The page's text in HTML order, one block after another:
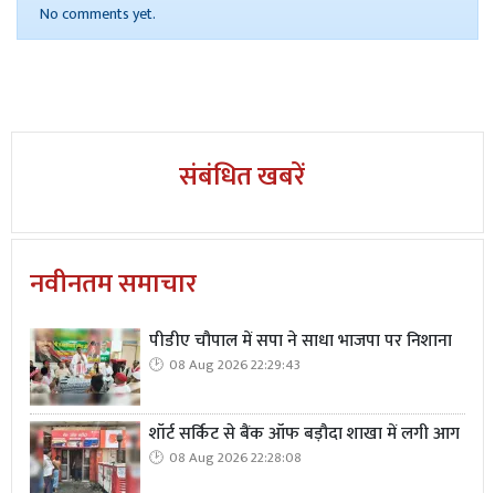
No comments yet.
संबंधित खबरें
नवीनतम समाचार
पीडीए चौपाल में सपा ने साधा भाजपा पर निशाना
08 Aug 2026 22:29:43
शॉर्ट सर्किट से बैंक ऑफ बड़ौदा शाखा में लगी आग
08 Aug 2026 22:28:08